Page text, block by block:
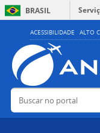
ACESSIBILIDADE ALTO
BRASIL
Buscar no portal